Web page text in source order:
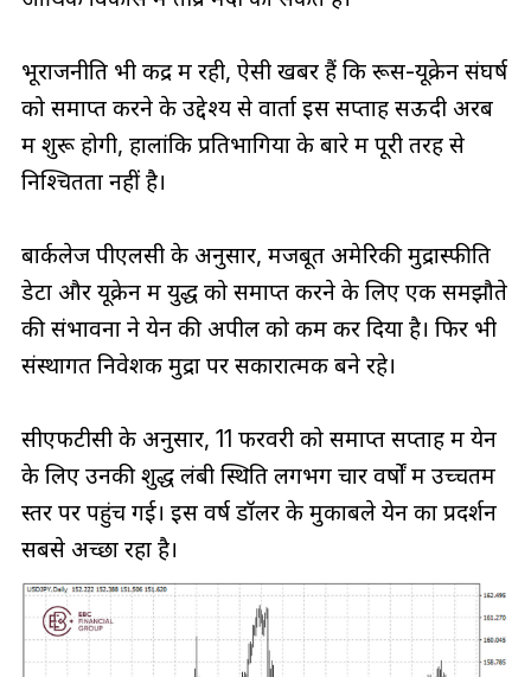
भूराजनीति भी केंद्र में रही, ऐसी खबरें हैं कि रूस-यूक्रेन संघर्ष
को समाप्त करने के उद्देश्य से वार्ता इस सप्ताह सऊदी अरब
में शुरू होगी, हालांकि प्रतिभागियों के बारे में पूरी तरह से
निश्चितता नहीं है।
बार्कलेज पीएलसी के अनुसार, मजबूत अमेरिकी मुद्रास्फीति
डेटा और यूक्रेन में युद्ध को समाप्त करने के लिए एक समझौते
की संभावना ने येन की अपील को कम कर दिया है। फिर भी
संस्थागत निवेशक मुद्रा पर सकारात्मक बने रहे।
सीएफटीसी के अनुसार, 11 फरवरी को समाप्त सप्ताह में येन
के लिए उनकी शुद्ध लंबी स्थिति लगभग चार वर्षों में उच्चतम
स्तर पर पहुंच गई। इस वर्ष डॉलर के मुकाबले येन का प्रदर्शन
सबसे अच्छा रहा है।